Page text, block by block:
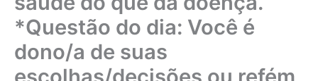
*Questão do dia: Você é
dono/a de suas